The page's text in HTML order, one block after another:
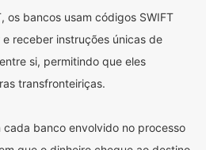
os bancos usam códigos SWIFT
receber instruções únicas de
si, permitindo que eles
transfronteiriças.
cada banco envolvido no processo